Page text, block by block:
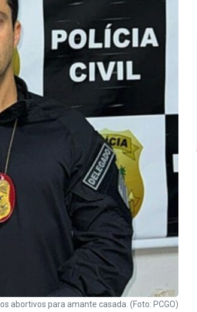
abortivos para amante casada. (Foto: PCGO)